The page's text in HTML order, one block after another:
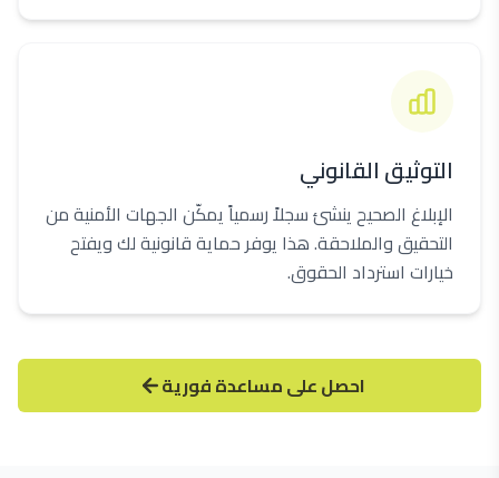
التوثيق القانوني
الإبلاغ الصحيح ينشئ سجلاً رسمياً يمكّن الجهات الأمنية من
التحقيق والملاحقة. هذا يوفر حماية قانونية لك ويفتح
خيارات استرداد الحقوق.
احصل على مساعدة فورية